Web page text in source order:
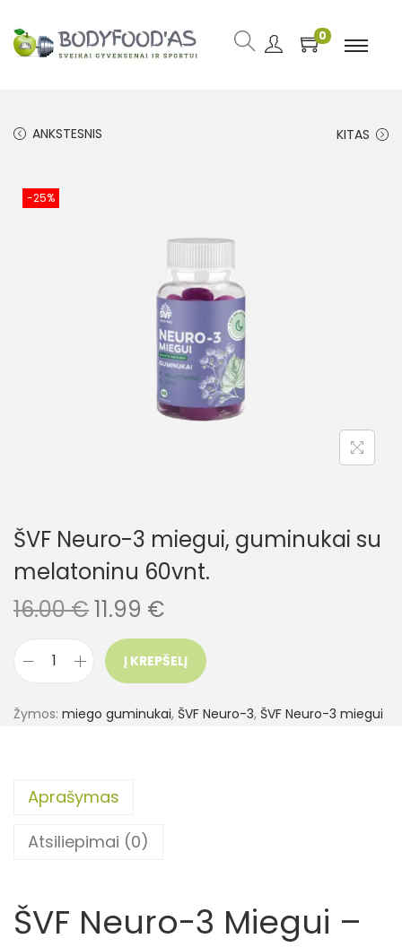
0
ANKSTESNIS KITAS
-25%
ŠVF Neuro-3 miegui, guminukai su
melatoninu 60vnt.
16.00€11.99 €
Į KREPŠELĮ
Žymos: miego guminukai, ŠVF Neuro-3, ŠVF Neuro-3 miegui
Aprašymas
Atsiliepimai (0)
ŠVF Neuro-3 Miegui –